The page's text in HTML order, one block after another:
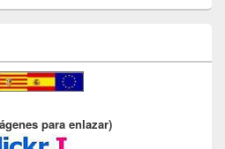
para enlazar)